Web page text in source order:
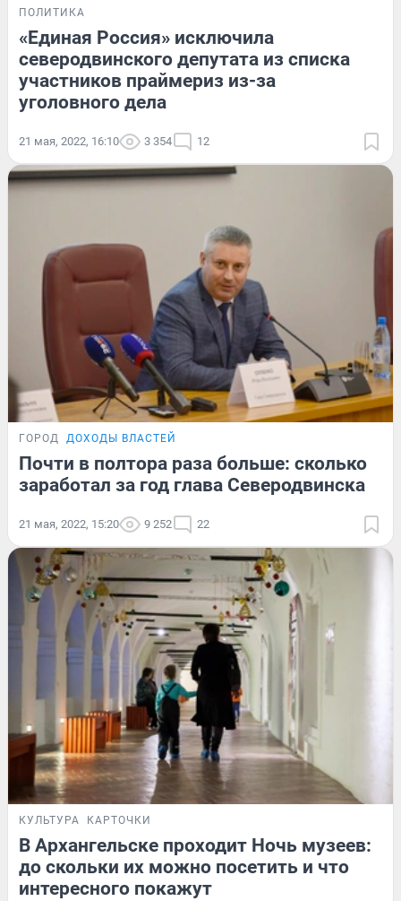
ПОЛИТИКА
«Единая Россия» исключила
северодвинского депутата из списка
участников праймериз из-за
уголовного дела
21 мая, 2022, 16:10 3 354 12
ГОРОД ДОХОДЫ ВЛАСТЕЙ
Почти в полтора раза больше: сколько
заработал за год глава Северодвинска
21 мая, 2022, 15:20 9 252 22
КУЛЬТУРА КАРТОЧКИ
В Архангельске проходит Ночь музеев:
до скольки их можно посетить и что
интересного покажут